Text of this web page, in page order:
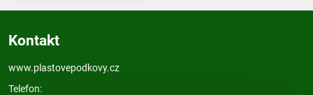
Kontakt
www.plastovepodkovy.cz
Telefon: